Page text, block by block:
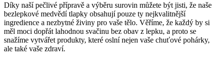
Díky naší pečlivé přípravě a výběru surovin můžete být jisti, že naše
bezlepkové medvědí tlapky obsahují pouze ty nejkvalitnější
ingredience a nezbytné živiny pro vaše tělo. Věříme, že každý by si
měl moci dopřát lahodnou svačinu bez obav z lepku, a proto se
snažíme vytvářet produkty, které oslní nejen vaše chuťové pohárky,
ale také vaše zdraví.